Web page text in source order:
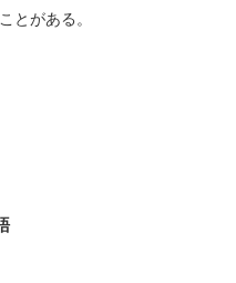
とがある。